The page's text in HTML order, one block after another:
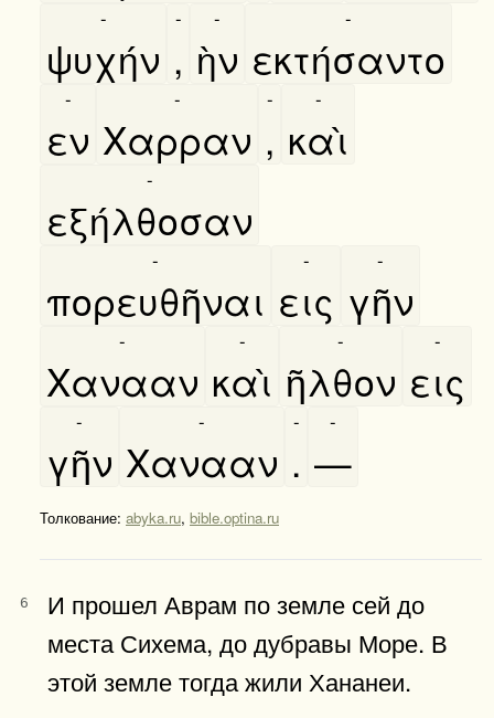
ψυχήν
-
,
-
ὴν
-
εκτήσαντο
-
εν
-
Χαρραν
-
,
-
καὶ
-
εξήλθοσαν
-
πορευθῆναι
-
εις
-
γῆν
-
Χανααν
-
καὶ
-
ῆλθον
-
εις
-
γῆν
-
Χανααν
-
.
-
—
-
Толкование: abyka.ru, bible.optina.ru
6
И прошел Аврам по земле сей до
места Сихема, до дубравы Море. В
этой земле тогда жили Хананеи.